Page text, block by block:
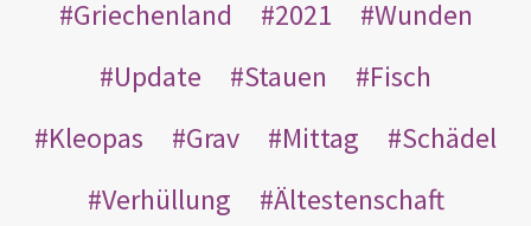
Griechenland
2021
Wunden
Update
Stauen
Fisch
Kleopas
Grav Mittag
Schädel
Verhüllung
Ältestenschaft